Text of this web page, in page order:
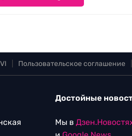
Пользовательское соглашение
Достойные
Мы в